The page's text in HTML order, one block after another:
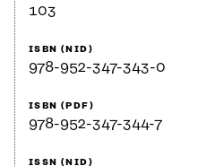
103
ISBN (NID)
978-952-347-343-0
ISBN (PDF)
978-952-347-344-7
ISSN (NID)